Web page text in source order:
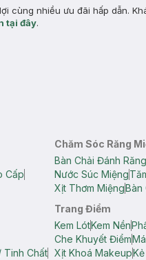
cùng nhiều ưu đãi hấp dẫn.
tại đây.
Cấp
Chăm Sóc Răng
Bàn Chải Đánh Răng
Nước Súc Miệng
Xịt Thơm MiệngBàn
Tinh Chất
Trang Điểm
Kem LótKem Nền
Che Khuyết Điểm
Xịt Khoá Makeup